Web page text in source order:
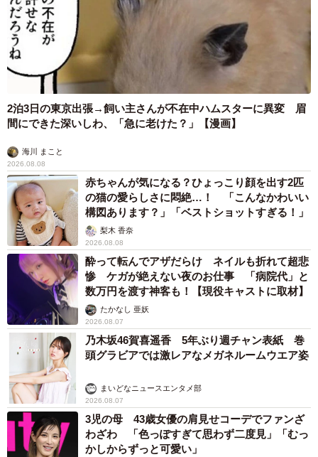
2泊3日の東京出張→飼い主さんが不在中ハムスターに異変 眉
間にできた深いしわ、「急に老けた？」【漫画】
海川 まこと
2026.08.08
赤ちゃんが気になる？ひょっこり顔を出す2匹
の猫の愛らしさに悶絶…！ 「こんなかわいい
構図あります？」「ベストショットすぎる！」
梨木 香奈
2026.08.08
酔って転んでアザだらけ ネイルも折れて超悲
惨 ケガが絶えない夜のお仕事 「病院代」と
数万円を渡す神客も！【現役キャストに取材】
たかなし 亜妖
2026.08.07
乃木坂46賀喜遥香 5年ぶり週チャン表紙 巻
頭グラビアでは激レアなメガネルームウエア姿
まいどなニュースエンタメ部
2026.08.07
3児の母 43歳女優の肩見せコーデでファンざ
わざわ 「色っぽすぎて思わず二度見」「むっ
かしからずっと可愛い」